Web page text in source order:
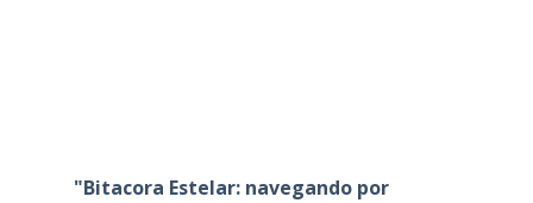
"Bitacora Estelar: navegando por